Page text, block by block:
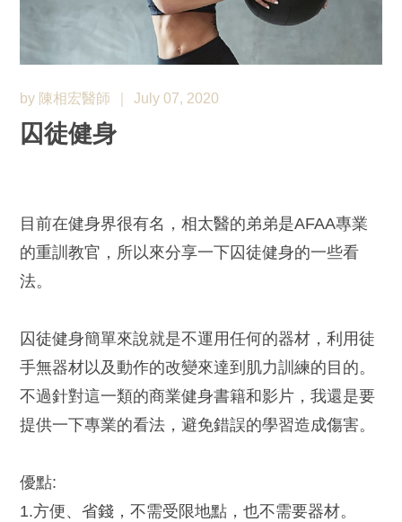
by 陳相宏醫師 July 07, 2020
囚徒健身
目前在健身界很有名，相太醫的弟弟是AFAA專業
的重訓教官，所以來分享一下囚徒健身的一些看
法。
囚徒健身簡單來說就是不運用任何的器材，利用徒
手無器材以及動作的改變來達到肌力訓練的目的。
不過針對這一類的商業健身書籍和影片，我還是要
提供一下專業的看法，避免錯誤的學習造成傷害。
優點:
1.方便、省錢，不需受限地點，也不需要器材。